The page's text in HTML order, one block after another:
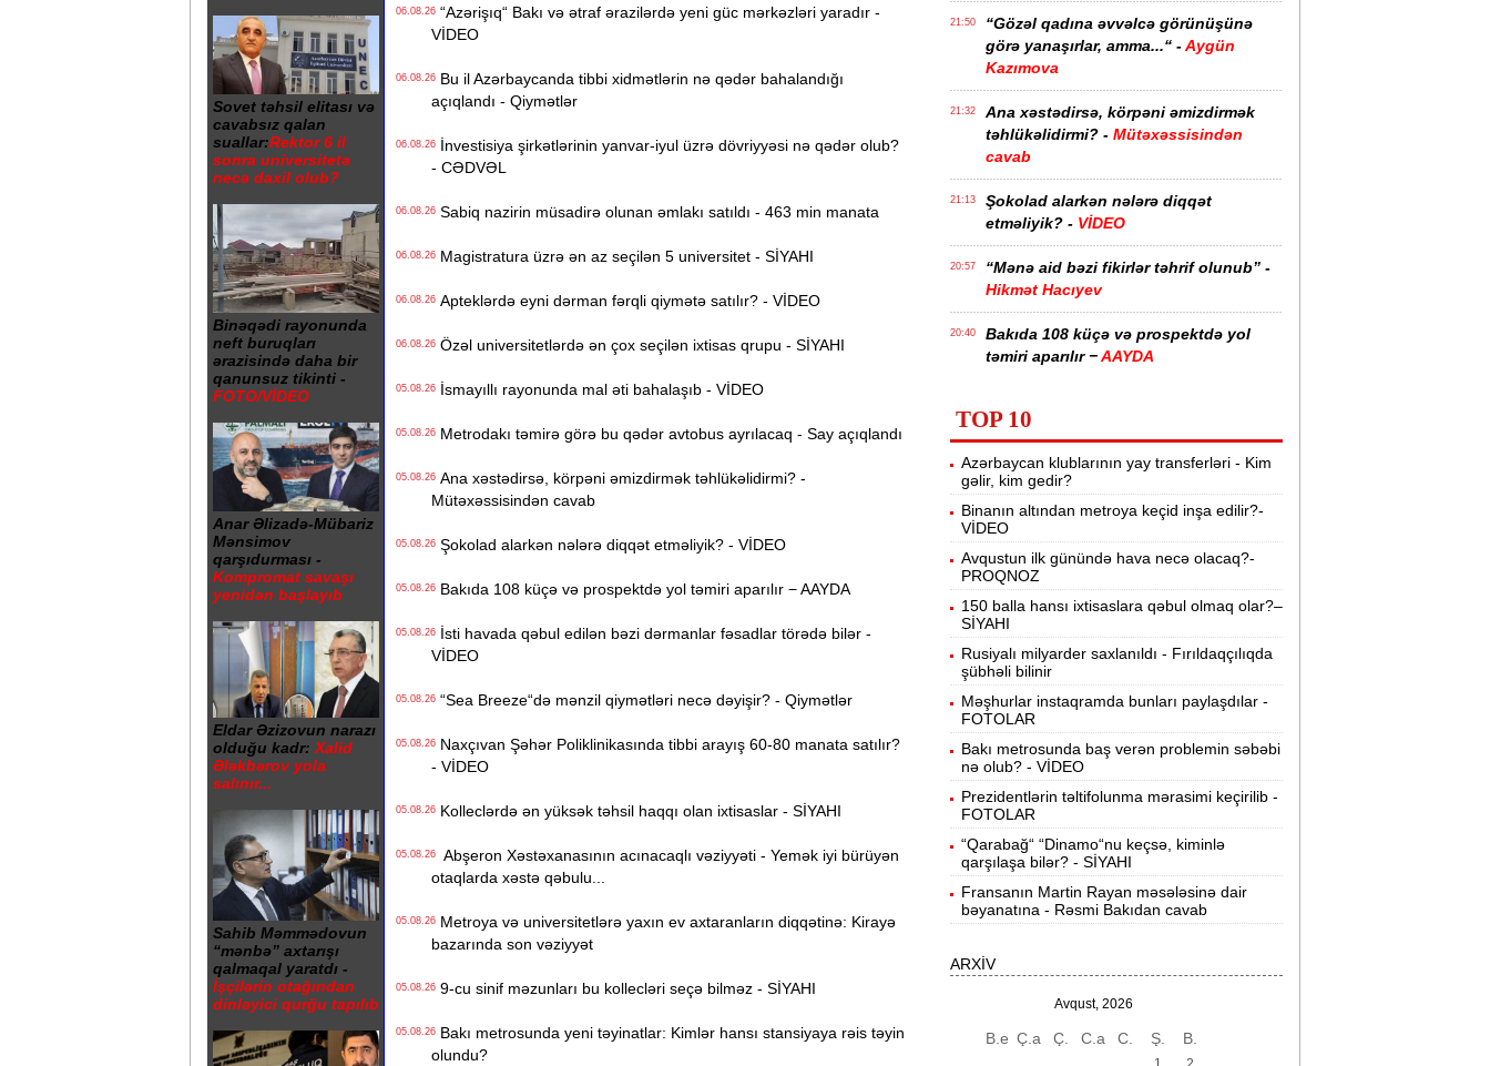
Sovet təhsil elitası və
cavabsız qalan
suallar:Rektor 6 il
sonra universitetə
necə daxil olub?
Binəqədi rayonunda
neft buruqları
ərazisində daha bir
qanunsuz tikinti -
FOTO/VİDEO
Anar Əlizadə-Mübariz
Mənsimov
qarşıdurması -
Kompromat savaşı
yenidən başlayıb
Eldar Əzizovun narazı
olduğu kadr: Xalid
Ələkbərov yola
salınır...
Sahib Məmmədovun
“mənbə” axtarışı
qalmaqal yaratdı -
İşçilərin otağından
dinləyici qurğu tapılıb
06.08.26“Azərişıq“ Bakı və ətraf ərazilərdə yeni güc mərkəzləri yaradır -
VİDEO
06.08.26Bu il Azərbaycanda tibbi xidmətlərin nə qədər bahalandığı
açıqlandı - Qiymətlər
06.08.26İnvestisiya şirkətlərinin yanvar-iyul üzrə dövriyyəsi nə qədər olub?
- CƏDVƏL
06.08.26Sabiq nazirin müsadirə olunan əmlakı satıldı - 463 min manata
06.08.26Magistratura üzrə ən az seçilən 5 universitet - SİYAHI
06.08.26Apteklərdə eyni dərman fərqli qiymətə satılır? - VİDEO
06.08.26Özəl universitetlərdə ən çox seçilən ixtisas qrupu - SİYAHI
05.08.26İsmayıllı rayonunda mal əti bahalaşıb - VİDEO
05.08.26Metrodakı təmirə görə bu qədər avtobus ayrılacaq - Say açıqlandı
05.08.26Ana xəstədirsə, körpəni əmizdirmək təhlükəlidirmi? -
Mütəxəssisindən cavab
05.08.26Şokolad alarkən nələrə diqqət etməliyik? - VİDEO
05.08.26Bakıda 108 küçə və prospektdə yol təmiri aparılır − AAYDA
05.08.26İsti havada qəbul edilən bəzi dərmanlar fəsadlar törədə bilər -
VİDEO
05.08.26“Sea Breeze“də mənzil qiymətləri necə dəyişir? - Qiymətlər
05.08.26Naxçıvan Şəhər Poliklinikasında tibbi arayış 60-80 manata satılır?
- VİDEO
05.08.26Kolleclərdə ən yüksək təhsil haqqı olan ixtisaslar - SİYAHI
05.08.26Abşeron Xəstəxanasının acınacaqlı vəziyyəti - Yemək iyi bürüyən
otaqlarda xəstə qəbulu...
05.08.26Metroya və universitetlərə yaxın ev axtaranların diqqətinə: Kirayə
bazarında son vəziyyət
05.08.269-cu sinif məzunları bu kollecləri seçə bilməz - SİYAHI
05.08.26Bakı metrosunda yeni təyinatlar: Kimlər hansı stansiyaya rəis təyin
olundu?
21:50
“Gözəl qadına əvvəlcə görünüşünə
görə yanaşırlar, amma...“ -Aygün
Kazımova
21:32
Ana xəstədirsə, körpəni əmizdirmək
təhlükəlidirmi? - Mütəxəssisindən
cavab
21:13
Şokolad alarkən nələrə diqqət
etməliyik? - VİDEO
20:57
“Mənə aid bəzi fikirlər təhrif olunub” -
Hikmət Hacıyev
20:40
Bakıda 108 küçə və prospektdə yol
təmiri aparılır −AAYDA
fəsadlar törədə bilər -
20:06
Müharibədə 3 400-dən çox iranlı və 18
ABŞ hərbçisi həlak olub -
19:48 BMT-dən dəhşətli xəbərdarlıq -
milyon insan ac qala bilər
19:31
“Wildberries” anbar tutumunun üçdə
birini itirib -
19:16
“Sea Breeze“də mənzil qiymətləri necə
dəyişir? -Qiymətlər
19:00 Bakıda ticarət mərkəzində FACİƏ:liftin
şaxtasına düşüb öldü
18:41 Pentaqondan kritik addım:Rusiya və
Çinə qarşı yeni plan
18:22
Naxçıvan Şəhər Poliklinikasında tibbi
arayış 60-80 manata satılır? -VİDEO
olan ixtisaslar -
"Yəhudi David Seliverstov" Kazım
SENSASİON detallar
TOP 10
Azərbaycan klublarının yay transferləri - Kim
gəlir, kim gedir?
Binanın altından metroya keçid inşa edilir?-
VİDEO
Avqustun ilk günündə hava necə olacaq?-
PROQNOZ
150 balla hansı ixtisaslara qəbul olmaq olar?–
SİYAHI
Rusiyalı milyarder saxlanıldı - Fırıldaqçılıqda
şübhəli bilinir
Məşhurlar instaqramda bunları paylaşdılar -
FOTOLAR
Bakı metrosunda baş verən problemin səbəbi
nə olub? - VİDEO
Prezidentlərin təltifolunma mərasimi keçirilib -
FOTOLAR
“Qarabağ“ “Dinamo“nu keçsə, kiminlə
qarşılaşa bilər? - SİYAHI
Fransanın Martin Rayan məsələsinə dair
bəyanatına - Rəsmi Bakıdan cavab
ARXİV
Avqust, 2026
B.e Ç.a Ç. C.a C. Ş. B.